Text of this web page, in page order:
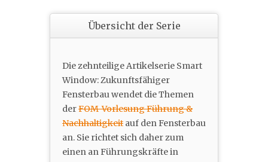
Übersicht der Serie
Die zehnteilige Artikelserie Smart
Window: Zukunftsfähiger
Fensterbau wendet die Themen
derFOM-Vorlesung Führung &
Nachhaltigkeit auf den Fensterbau
an. Sie richtet sich daher zum
einen an Führungskräfte in